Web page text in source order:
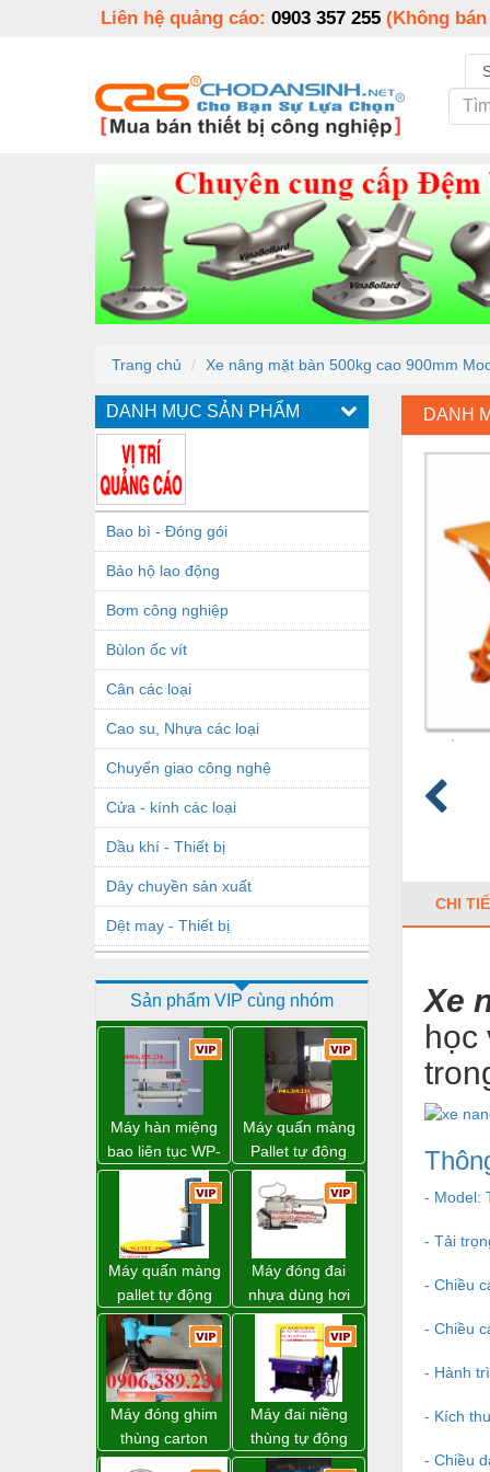
Liên hệ quảng cáo: 0903 357 255 (Không
Trang chủ Xe nâng mặt bàn 500kg cao 900mm
DANH MỤC SẢN PHẨM
Bao bì - Đóng gói
Bảo hộ lao động
Bơm công nghiệp
Bùlon ốc vít
Cân các loại
Cao su, Nhựa các loại
Chuyển giao công nghệ
Cửa - kính các loại
Dầu khí - Thiết bị
Dây chuyền sản xuất
Dệt may - Thiết bị
Dịch vụ - Thi công
Điện công nghiệp
Điện gia dụng
Điện Lạnh
Đóng tàu Thiết bị
Đúc chính xác Thiết bị
Dụng cụ cầm tay
Dụng cụ cắt gọt
Dụng cụ điện
Dụng cụ đo
Gỗ - Trang thiết bị
Hàn cắt - Thiết bị
Sản phẩm VIP cùng nhóm
Máy hàn miệng
bao liên tục WP-
1200V chính
hãng giá tốt
Máy quấn màng
Pallet tự động
WP-55 xuất xứ
Đài Loan
Máy quấn màng
pallet tự động
WP-55 chính
hãng Wellpack
giá tốt
Máy đóng đai
nhựa dùng hơi
khí nén WP-20
Máy đóng ghim
thùng carton
dùng khí nén giá
Máy đai niềng
thùng tự động
DBA-200 giá tốt
DANH
CHI
Xe
học
- Model:
- Tải
- Chiều
- Chiều
- Hành
- Kích
- Chiều